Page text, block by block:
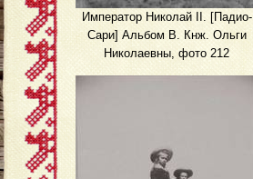
Император Николай II. [Падио-
Сари] Альбом В. Кнж. Ольги
Николаевны, фото 212